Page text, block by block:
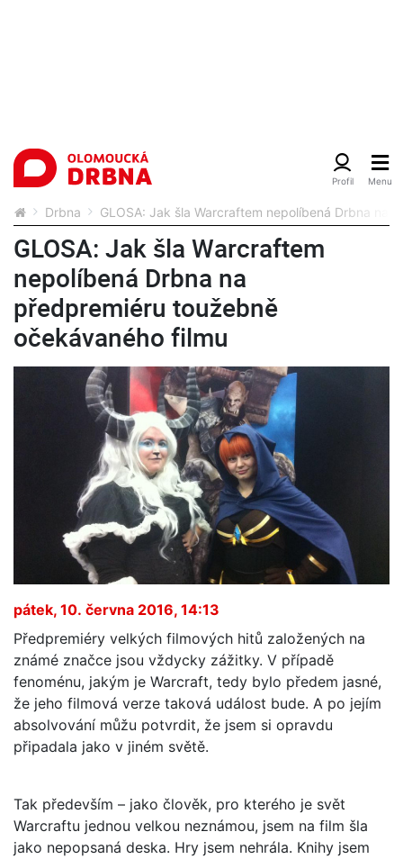
Drbna GLOSA: Jak šla Warcraftem nepolíbená Drbna na
GLOSA: Jak šla Warcraftem
nepolíbená Drbna na
předpremiéru toužebně
očekávaného filmu
pátek, 10. června 2016, 14:13
Předpremiéry velkých filmových hitů založených na
známé značce jsou vždycky zážitky. V případě
fenoménu, jakým je Warcraft, tedy bylo předem jasné,
že jeho filmová verze taková událost bude. A po jejím
absolvování můžu potvrdit, že jsem si opravdu
připadala jako v jiném světě.
Tak především – jako člověk, pro kterého je svět
Warcraftu jednou velkou neznámou, jsem na film šla
jako nepopsaná deska. Hry jsem nehrála. Knihy jsem